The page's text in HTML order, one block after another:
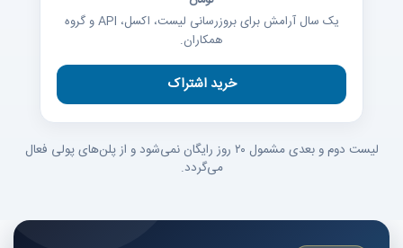
یک سال آرامش برای بروزرسانی لیست، اکسل، API و گروه
همکاران.
لیست دوم و بعدی مشمول ۲۰ روز رایگان نمی‌شود و از پلن‌های پولی فعال
می‌گردد.